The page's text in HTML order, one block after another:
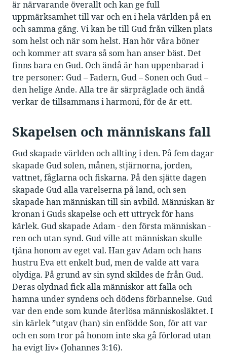
är närvarande överallt och kan ge full
uppmärksamhet till var och en i hela världen på en
och samma gång. Vi kan be till Gud från vilken plats
som helst och när som helst. Han hör våra böner
och kommer att svara så som han anser bäst. Det
finns bara en Gud. Och ändå är han uppenbarad i
tre personer: Gud – Fadern, Gud – Sonen och Gud –
den helige Ande. Alla tre är särpräglade och ändå
verkar de tillsammans i harmoni, för de är ett.
Skapelsen och människans fall
Gud skapade världen och allting i den. På fem dagar
skapade Gud solen, månen, stjärnorna, jorden,
vattnet, fåglarna och fiskarna. På den sjätte dagen
skapade Gud alla varelserna på land, och sen
skapade han människan till sin avbild. Människan är
kronan i Guds skapelse och ett uttryck för hans
kärlek. Gud skapade Adam - den första människan -
ren och utan synd. Gud ville att människan skulle
tjäna honom av eget val. Han gav Adam och hans
hustru Eva ett enkelt bud, men de valde att vara
olydiga. På grund av sin synd skildes de från Gud.
Deras olydnad fick alla människor att falla och
hamna under syndens och dödens förbannelse. Gud
var den ende som kunde återlösa människosläktet. I
sin kärlek ”utgav (han) sin enfödde Son, för att var
och en som tror på honom inte ska gå förlorad utan
ha evigt liv» (Johannes 3:16).